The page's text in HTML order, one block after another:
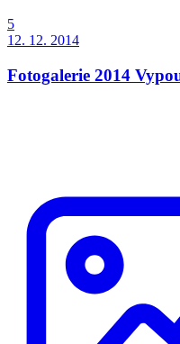
5
12. 12. 2014
Fotogalerie 2014